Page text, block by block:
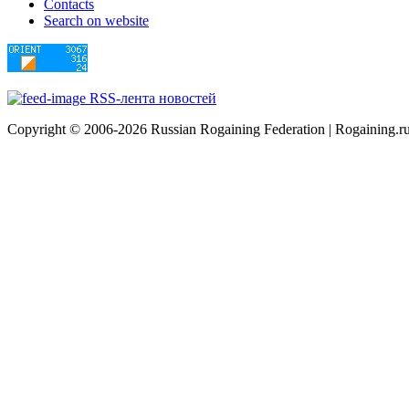
Contacts
Search on website
RSS-лента новостей
Copyright © 2006-2026 Russian Rogaining Federation |